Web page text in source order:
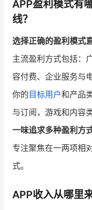
入驻有赞
APP盈利模式有
线？
选择正确的盈利模式
主流盈利方式包括：
容付费、企业服务与
你的目标用户和产品
与订阅，游戏和内容
一味追求多种盈利方
专注聚焦在一两项相
式。
APP收入从哪里